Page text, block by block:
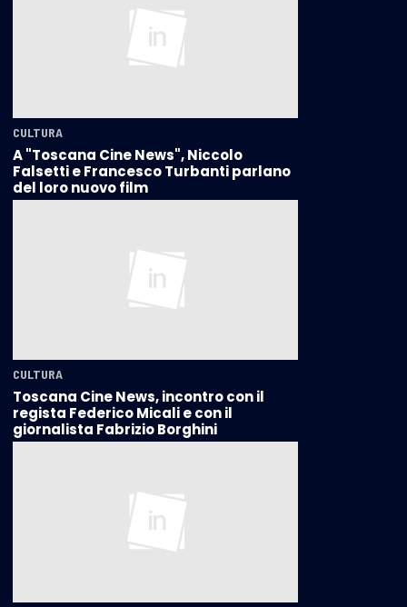
CULTURA
A "Toscana Cine News", Niccolo
Falsetti e Francesco Turbanti parlano
del loro nuovo film
CULTURA
Toscana Cine News, incontro con il
regista Federico Micali e con il
giornalista Fabrizio Borghini